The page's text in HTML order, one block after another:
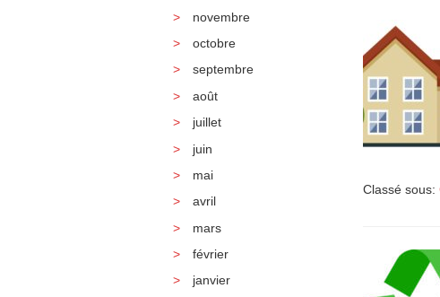
novembre
octobre
septembre
août
juillet
juin
mai
avril
mars
février
janvier
Classé sous: